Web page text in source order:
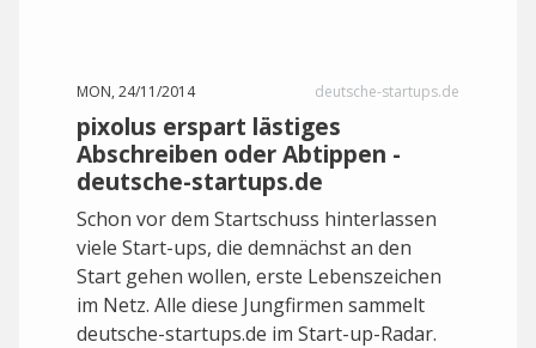
MON, 24/11/2014 deutsche-startups.de
pixolus erspart lästiges
Abschreiben oder Abtippen -
deutsche-startups.de
Schon vor dem Startschuss hinterlassen
viele Start-ups, die demnächst an den
Start gehen wollen, erste Lebenszeichen
im Netz. Alle diese Jungfirmen sammelt
deutsche-startups.de im Start-up-Radar.